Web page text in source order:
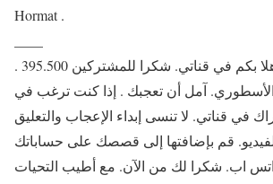
Hormat .
مرحبا اصدقاء. أهلا بكم في قناتي. شكرا للمشتركين 395.500 .
الأسطوري. آمل أن تعجبك . إذا كنت ترغب في
في قناتي. لا تنسى إبداء الإعجاب والتعليق
قم بإضافتها إلى قصصك على حساباتك